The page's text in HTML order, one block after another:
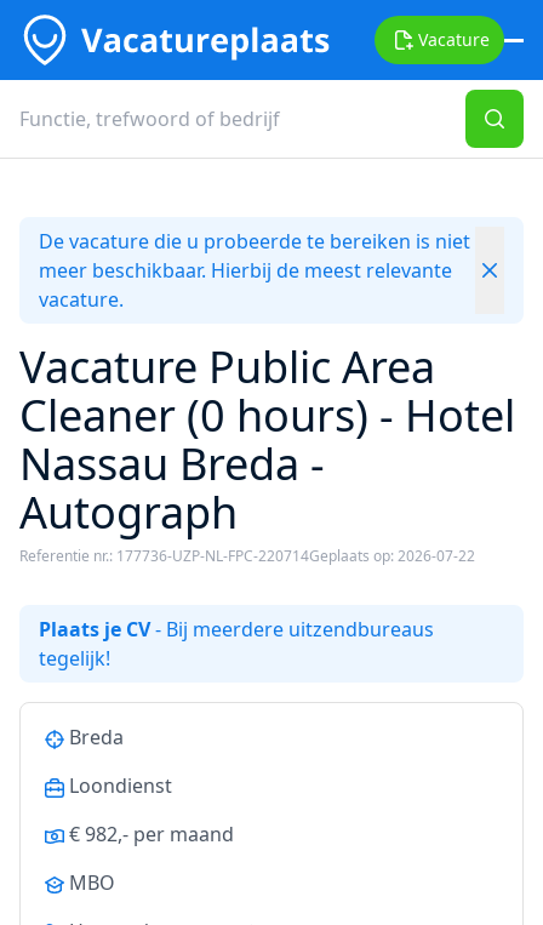
Vacature
De vacature die u probeerde te bereiken is niet
meer beschikbaar. Hierbij de meest relevante
vacature.
Vacature Public Area
Cleaner (0 hours) - Hotel
Nassau Breda -
Autograph
Referentie nr.: 177736-UZP-NL-FPC-220714Geplaats op: 2026-07-22
Plaats je CV- Bij meerdere uitzendbureaus
tegelijk!
Breda
Loondienst
€ 982,- per maand
MBO